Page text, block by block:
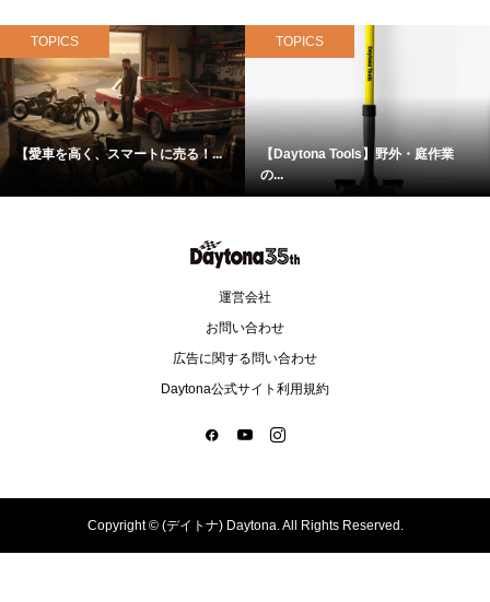
TOPICS
【愛車を高く、スマートに売る！...
TOPICS
【Daytona Tools】野外・庭作業
の...
運営会社
お問い合わせ
広告に関する問い合わせ
Daytona公式サイト利用規約
Copyright ©(デイトナ) Daytona. All Rights Reserved.